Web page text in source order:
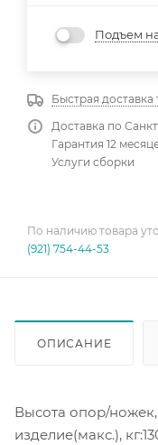
Подъем
Быстрая доставка
Доставка по
Гарантия 12
Услуги сборки
По наличию товара
(921) 754-44-53
ОПИСАНИЕ
Высота опор/
изделие(макс.),